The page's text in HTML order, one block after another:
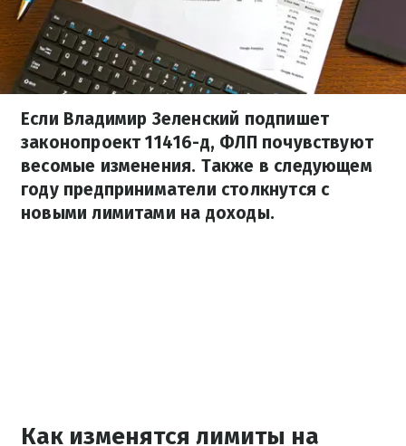
Если Владимир Зеленский подпишет
законопроект 11416-д, ФЛП почувствуют
весомые изменения. Также в следующем
году предприниматели столкнутся с
новыми лимитами на доходы.
Как изменятся лимиты на